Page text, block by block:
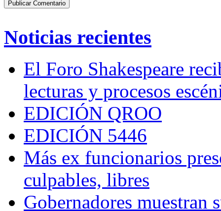
Noticias recientes
El Foro Shakespeare
lecturas y procesos
EDICIÓN QROO
EDICIÓN 5446
Más ex funcionarios
culpables, libres
Gobernadores muestran